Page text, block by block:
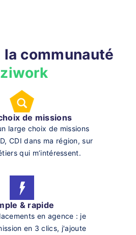
la communauté
de missions
large choix de missions
CDI dans ma région, sur
qui m’intéressent.
& rapide
en agence : je
en 3 clics, j'ajoute